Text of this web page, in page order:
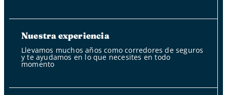
Nuestra experiencia
Llevamos muchos años como corredores de seguros
y te ayudamos en lo que necesites en todo
momento